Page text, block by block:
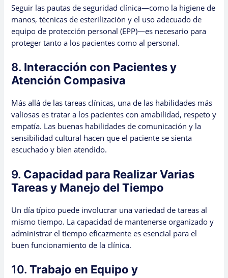
Seguir las pautas de seguridad clínica—como la higiene de
manos, técnicas de esterilización y el uso adecuado de
equipo de protección personal (EPP)—es necesario para
proteger tanto a los pacientes como al personal.
8. Interacción con Pacientes y
Atención Compasiva
Más allá de las tareas clínicas, una de las habilidades más
valiosas es tratar a los pacientes con amabilidad, respeto y
empatía. Las buenas habilidades de comunicación y la
sensibilidad cultural hacen que el paciente se sienta
escuchado y bien atendido.
9. Capacidad para Realizar Varias
Tareas y Manejo del Tiempo
Un día típico puede involucrar una variedad de tareas al
mismo tiempo. La capacidad de mantenerse organizado y
administrar el tiempo eficazmente es esencial para el
buen funcionamiento de la clínica.
10.Trabajo en Equipo y